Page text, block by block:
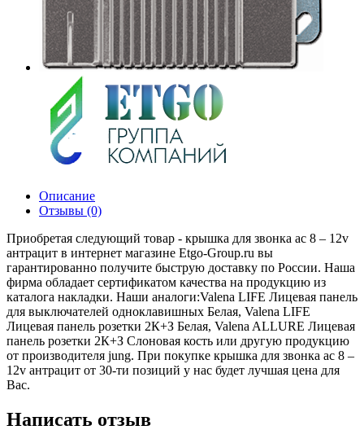
Описание
Отзывы (0)
Приобретая следующий товар - крышка для звонка ac 8 – 12v
антрацит в интернет магазине Etgo-Group.ru вы
гарантированно получите быструю доставку по России. Наша
фирма обладает сертификатом качества на продукцию из
каталога накладки. Наши аналоги:Valena LIFE Лицевая панель
для выключателей одноклавишных Белая, Valena LIFE
Лицевая панель розетки 2К+З Белая, Valena ALLURE Лицевая
панель розетки 2К+З Слоновая кость или другую продукцию
от производителя jung. При покупке крышка для звонка ac 8 –
12v антрацит от 30-ти позиций у нас будет лучшая цена для
Вас.
Написать отзыв